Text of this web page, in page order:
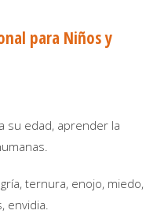
para Niños y
su edad, aprender la
ternura, enojo, miedo,
envidia.